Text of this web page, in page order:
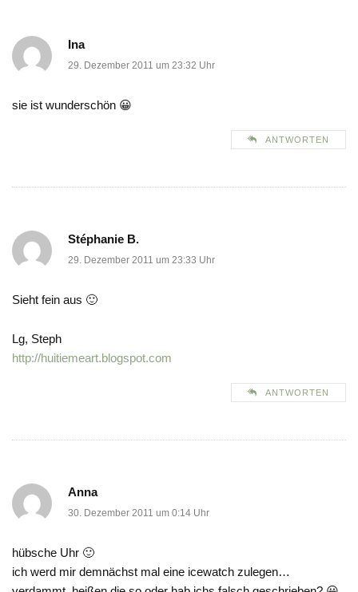
Ina
29. Dezember 2011 um 23:32 Uhr
sie ist wunderschön 😀
ANTWORTEN
Stéphanie B.
29. Dezember 2011 um 23:33 Uhr
Sieht fein aus 🙂
Lg, Steph
http://huitiemeart.blogspot.com
ANTWORTEN
Anna
30. Dezember 2011 um 0:14 Uhr
hübsche Uhr 🙂
ich werd mir demnächst mal eine icewatch zulegen…